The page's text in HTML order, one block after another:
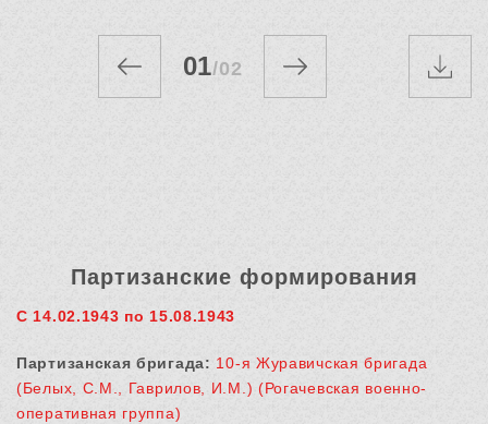
01/02
Партизанские формирования
С 14.02.1943 по 15.08.1943
Партизанская бригада: 10-я Журавичская бригада
(Белых, С.М., Гаврилов, И.М.) (Рогачевская военно-
оперативная группа)